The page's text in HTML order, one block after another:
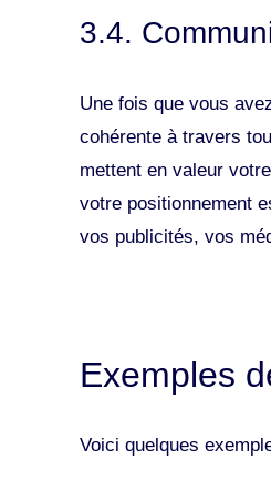
3.4.
Une fois que vous
cohérente à travers
mettent en valeur
votre positionnement
vos publicités, vos
Exemples
Voici quelques